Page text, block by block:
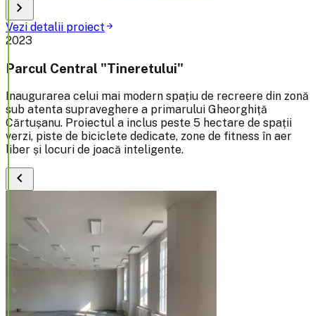
chevron_right
Vezi detalii proiectarrow_forward
2023
Parcul Central "Tineretului"
Inaugurarea celui mai modern spațiu de recreere din zonă
sub atenta supraveghere a primarului Gheorghiță
Cărtușanu. Proiectul a inclus peste 5 hectare de spații
verzi, piste de biciclete dedicate, zone de fitness în aer
liber și locuri de joacă inteligente.
chevron_left